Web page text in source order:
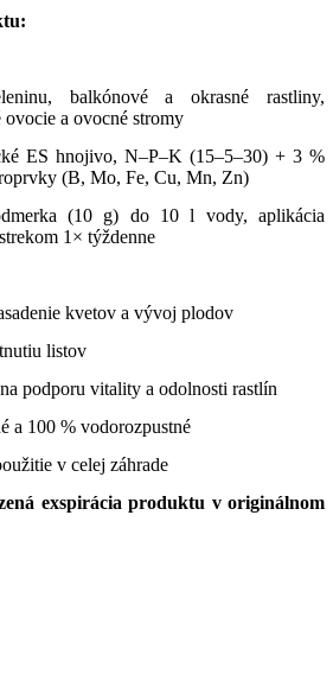
balkónové a okrasné rastliny,
a ovocné stromy
ES hnojivo, N–P–K (15–5–30) + 3 %
(B, Mo, Fe, Cu, Mn, Zn)
(10 g) do 10 l vody, aplikácia
1× týždenne
kvetov a vývoj plodov
listov
podporu vitality a odolnosti rastlín
a 100 % vodorozpustné
v celej záhrade
exspirácia produktu v originálnom